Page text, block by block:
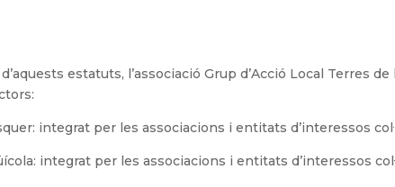
estatuts, l’associació Grup d’Acció Local Terres
integrat per les associacions i entitats d’interessos
integrat per les associacions i entitats d’interessos